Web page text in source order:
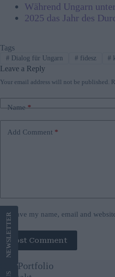
Während Ungarn
2025 das Jahr des
Tags
#Dialog für Ungarn #fidesz #
Leave a Reply
Your email address will not be published.
Name*
Add Comment *
Save my name, email and
Post Comment
US
NEWS
LETTER
Our Portfolio